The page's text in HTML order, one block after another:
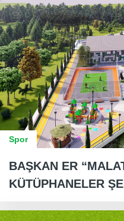
Spor
BAŞKAN ER
KÜTÜPHANELER